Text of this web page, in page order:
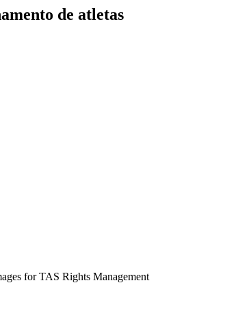
de atletas
for TAS Rights Management